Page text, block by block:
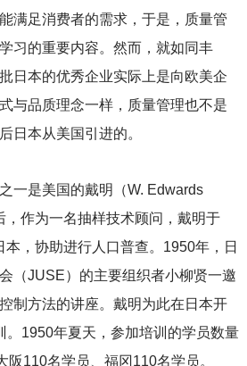
满足消费者的需求，于是，质量管
习的重要内容。然而，就如同丰
日本的优秀企业实际上是向欧美企
与品质理念一样，质量管理也不是
日本从美国引进的。
一是美国的戴明（W. Edwards
，作为一名抽样技术顾问，戴明于
，协助进行人口普查。1950年，日
（JUSE）的主要组织者小柳贤一邀
制方法的讲座。戴明为此在日本开
。1950年夏天，参加培训的学员数量
阪110名学员、福冈110名学员。